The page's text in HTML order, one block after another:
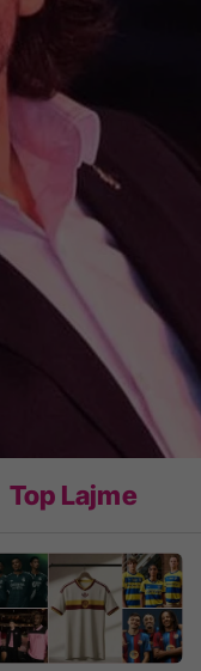
Top Lajme